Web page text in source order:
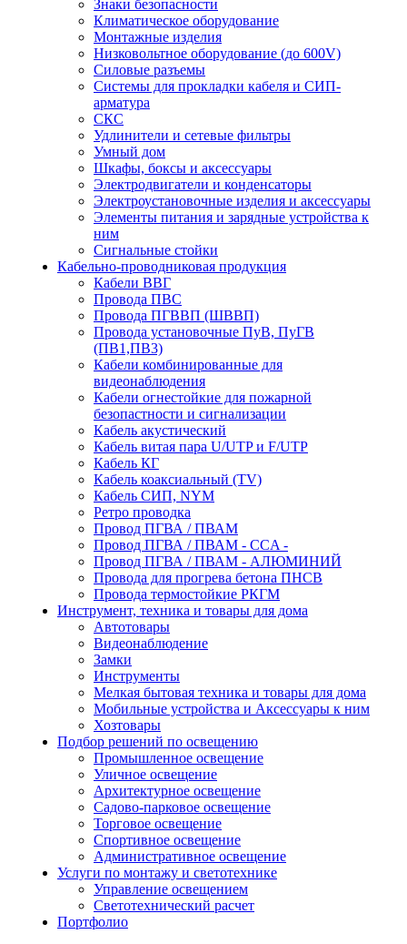
Знаки безопасности
Климатическое оборудование
Монтажные изделия
Низковольтное оборудование (до 600V)
Силовые разъемы
Системы для прокладки кабеля и СИП-
арматура
СКС
Удлинители и сетевые фильтры
Умный дом
Шкафы, боксы и аксессуары
Электродвигатели и конденсаторы
Электроустановочные изделия и аксессуары
Элементы питания и зарядные устройства к
ним
Сигнальные стойки
Кабельно-проводниковая продукция
Кабели ВВГ
Провода ПВС
Провода ПГВВП (ШВВП)
Провода установочные ПуВ, ПуГВ
(ПВ1,ПВ3)
Кабели комбинированные для
видеонаблюдения
Кабели огнестойкие для пожарной
безопастности и сигнализации
Кабель акустический
Кабель витая пара U/UTP и F/UTP
Кабель КГ
Кабель коаксиальный (TV)
Кабель СИП, NYM
Ретро проводка
Провод ПГВА / ПВАМ
Провод ПГВА / ПВАМ - CCA -
Провод ПГВА / ПВАМ - АЛЮМИНИЙ
Провода для прогрева бетона ПНСВ
Провода термостойкие РКГМ
Инструмент, техника и товары для дома
Автотовары
Видеонаблюдение
Замки
Инструменты
Мелкая бытовая техника и товары для дома
Мобильные устройства и Аксессуары к ним
Хозтовары
Подбор решений по освещению
Промышленное освещение
Уличное освещение
Архитектурное освещение
Садово-парковое освещение
Торговое освещение
Спортивное освещение
Административное освещение
Услуги по монтажу и светотехнике
Управление освещением
Светотехнический расчет
Портфолио